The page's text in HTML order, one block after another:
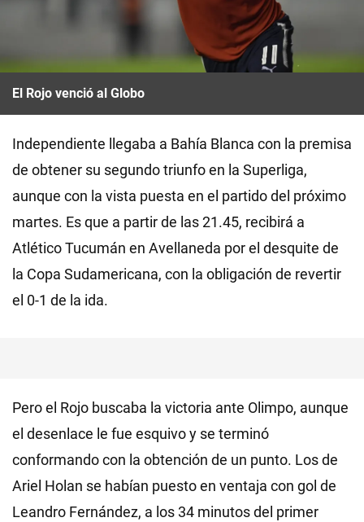
El Rojo venció al Globo
Independiente llegaba a Bahía Blanca con la premisa
de obtener su segundo triunfo en la Superliga,
aunque con la vista puesta en el partido del próximo
martes. Es que a partir de las 21.45, recibirá a
Atlético Tucumán en Avellaneda por el desquite de
la Copa Sudamericana, con la obligación de revertir
el 0-1 de la ida.
Pero el Rojo buscaba la victoria ante Olimpo, aunque
el desenlace le fue esquivo y se terminó
conformando con la obtención de un punto. Los de
Ariel Holan se habían puesto en ventaja con gol de
Leandro Fernández, a los 34 minutos del primer